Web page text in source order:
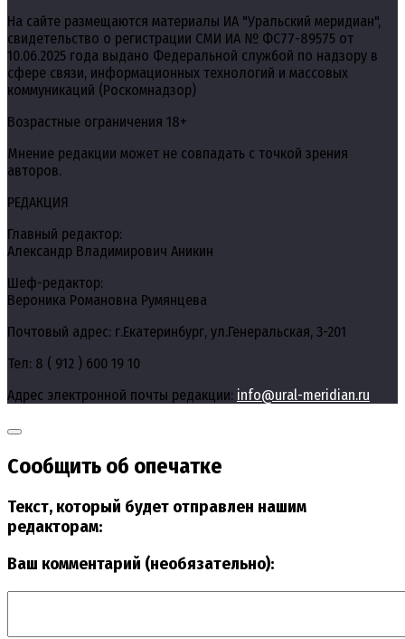
На сайте размещаются материалы ИА "Уральский меридиан",
свидетельство о регистрации СМИ ИА № ФС77-89575 от
10.06.2025 года выдано Федеральной службой по надзору в
сфере связи, информационных технологий и массовых
коммуникаций (Роскомнадзор)
Возрастные ограничения 18+
Мнение редакции может не совпадать с точкой зрения
авторов.
РЕДАКЦИЯ
Главный редактор:
Александр Владимирович Аникин
Шеф-редактор:
Вероника Романовна Румянцева
Почтовый адрес: г.Екатеринбург, ул.Генеральская, 3-201
Тел: 8 ( 912 ) 600 19 10
Адрес электронной почты редакции: info@ural-meridian.ru
Сообщить об опечатке
Текст, который будет отправлен нашим
редакторам:
Ваш комментарий (необязательно):